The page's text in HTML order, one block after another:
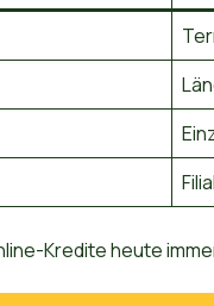
Kredite heute